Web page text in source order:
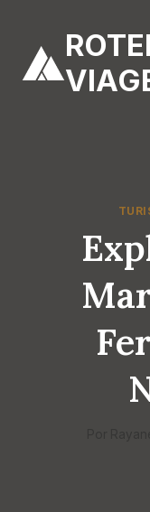
Conteúdo